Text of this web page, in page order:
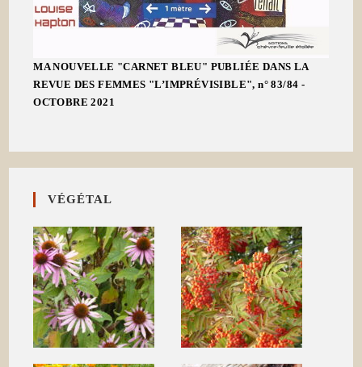
MA NOUVELLE "CARNET BLEU" PUBLIÉE DANS LA
REVUE DES FEMMES "L’IMPRÉVISIBLE", n° 83/84 -
OCTOBRE 2021
VÉGÉTAL